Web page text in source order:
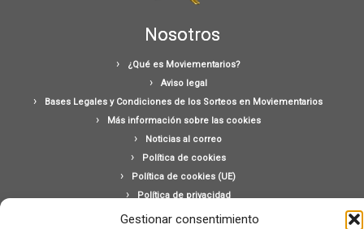
Gestionar consentimiento
Nosotros
¿Qué es Moviementarios?
Aviso legal
Bases Legales y Condiciones de los Sorteos en Moviementarios
Más información sobre las cookies
Noticias al correo
Política de cookies
Política de cookies (UE)
Política de privacidad
Ponte en contacto con nosotros